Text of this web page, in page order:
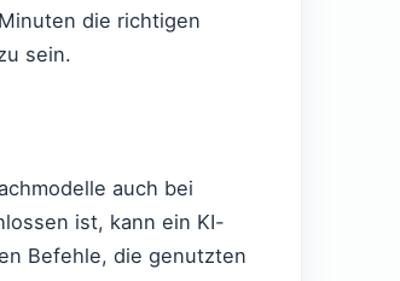
die richtigen
sein.
auch bei
ist, kann ein KI-
Befehle, die genutzten